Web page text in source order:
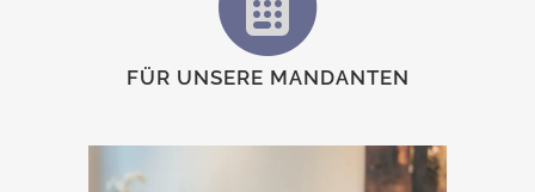
FÜR UNSERE MANDANTEN